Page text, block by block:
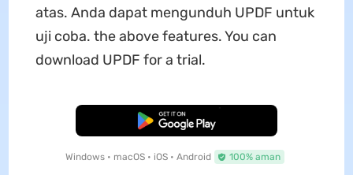
atas. Anda dapat mengunduh UPDF untuk
uji coba. the above features. You can
download UPDF for a trial.
Unduh Gratis
Windows • macOS • iOS • Android 100% aman